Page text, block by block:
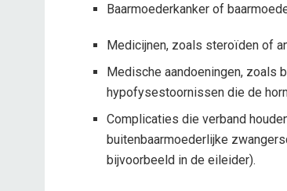
Baarmoederkanker of
Medicijnen, zoals steroïden of
Medische aandoeningen, zoals
hypofysestoornissen die de
Complicaties die verband
buitenbaarmoederlijke
bijvoorbeeld in de eileider).